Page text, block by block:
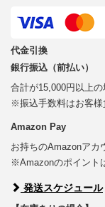
代金引換
銀行振込（前払い）
合計が15,000円以上の
※振込手数料はお客様
Amazon Pay
お持ちのAmazonアカ
※Amazonのポイント
発送スケジュール